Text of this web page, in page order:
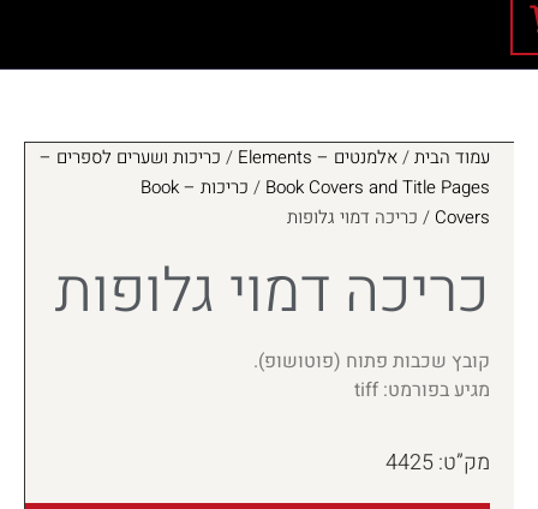
עמוד הבית/אלמנטים – Elements / כריכות ושערים לספרים –
Book Covers and Title Pages
/
כריכות – Book
Covers / כריכה דמוי גלופות
כריכה דמוי גלופות
קובץ שכבות פתוח (פוטושופ).
מגיע בפורמט: tiff
מק”ט: 4425